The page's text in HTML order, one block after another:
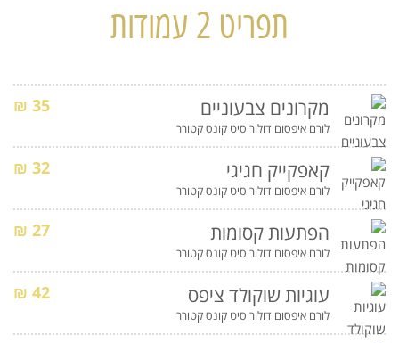
תפריט 2 עמודות
מקרונים צבעוניים
לורם איפסום דולור סיט קונס קטורר
35 ₪
קאפקייק חגיגי
לורם איפסום דולור סיט קונס קטורר
32 ₪
הפתעות קסומות
לורם איפסום דולור סיט קונס קטורר
27 ₪
עוגיות שוקולד ציפס
לורם איפסום דולור סיט קונס קטורר
42 ₪